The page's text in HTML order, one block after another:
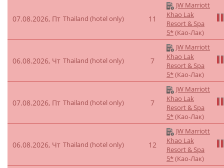
07.08.2026, Пт Thailand (hotel only) 11
JW Marriott
Khao Lak
Resort & Spa
5*(Као-Лак)
06.08.2026, Чт Thailand (hotel only) 7
JW Marriott
Khao Lak
Resort & Spa
5*(Као-Лак)
07.08.2026, Пт Thailand (hotel only) 7
JW Marriott
Khao Lak
Resort & Spa
5*(Као-Лак)
06.08.2026, Чт Thailand (hotel only) 12
JW Marriott
Khao Lak
Resort & Spa
5*(Као-Лак)